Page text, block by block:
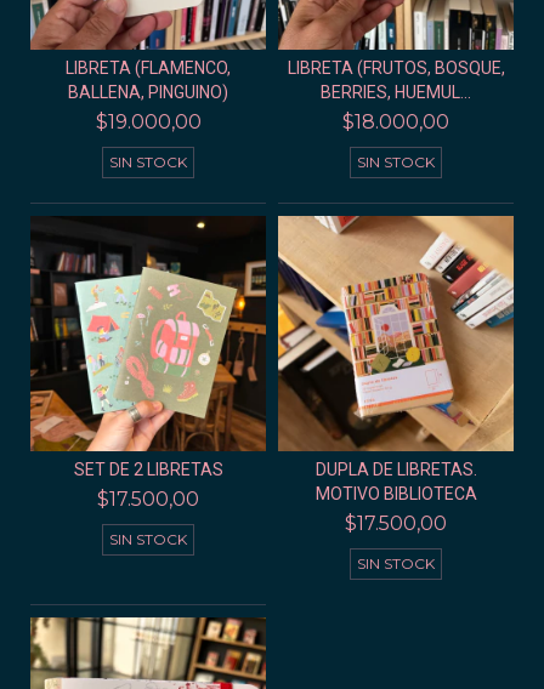
LIBRETA (FLAMENCO,
BALLENA, PINGUINO)
$19.000,00
SIN STOCK
LIBRETA (FRUTOS, BOSQUE,
BERRIES, HUEMUL...
$18.000,00
SIN STOCK
SET DE 2 LIBRETAS
$17.500,00
SIN STOCK
DUPLA DE LIBRETAS.
MOTIVO BIBLIOTECA
$17.500,00
SIN STOCK